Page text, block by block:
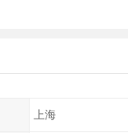
上海